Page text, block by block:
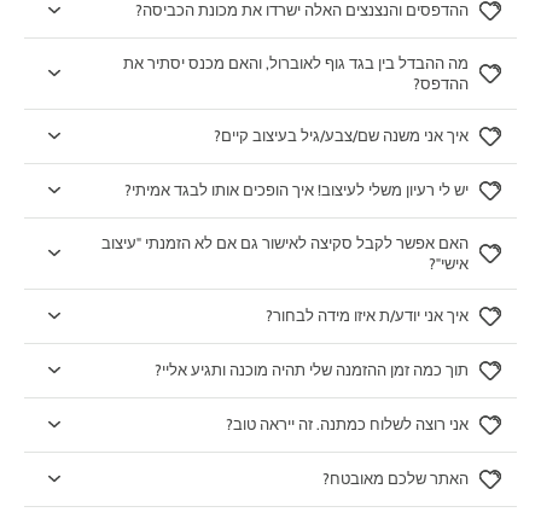
ההדפסים והנצנצים האלה ישרדו את מכונת הכביסה?
מה ההבדל בין בגד גוף לאוברול, והאם מכנס יסתיר את
ההדפס?
איך אני משנה שם/צבע/גיל בעיצוב קיים?
יש לי רעיון משלי לעיצוב! איך הופכים אותו לבגד אמיתי?
האם אפשר לקבל סקיצה לאישור גם אם לא הזמנתי "עיצוב
אישי"?
איך אני יודע/ת איזו מידה לבחור?
תוך כמה זמן ההזמנה שלי תהיה מוכנה ותגיע אליי?
אני רוצה לשלוח כמתנה. זה ייראה טוב?
האתר שלכם מאובטח?